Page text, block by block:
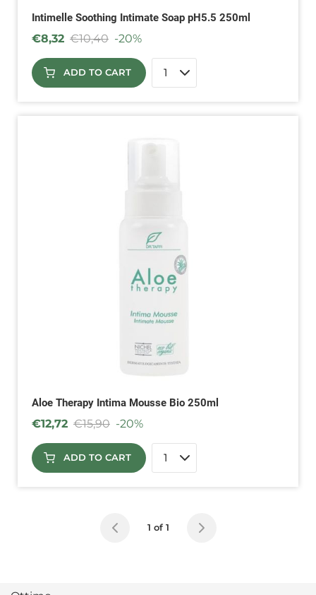
Intimelle Soothing Intimate Soap pH5.5 250ml
€8,32 €10,40 -20%
ADD TO CART
Aloe Therapy Intima Mousse Bio 250ml
€12,72 €15,90 -20%
ADD TO CART
1 of 1